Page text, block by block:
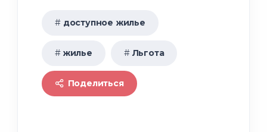
паспорта
доступное жилье
жилье Льгота
Поделиться